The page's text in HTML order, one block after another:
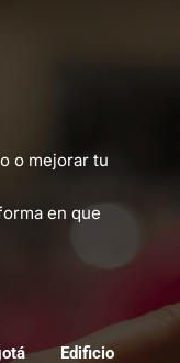
o mejorar tu
en que
Edificio